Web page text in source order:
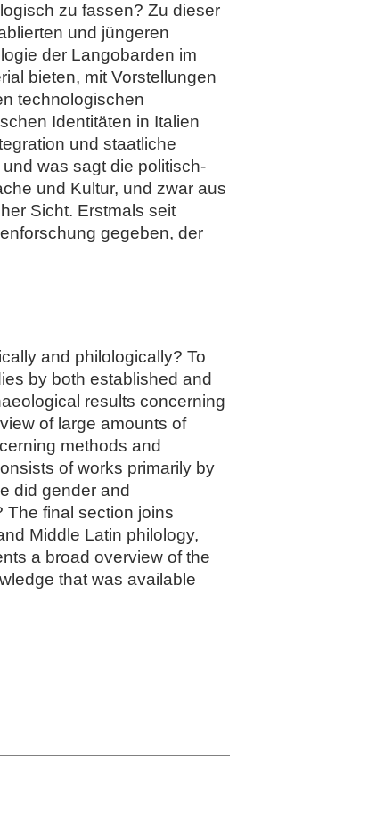
zu fassen? Zu dieser
und jüngeren
der Langobarden im
bieten, mit Vorstellungen
technologischen
Identitäten in Italien
und staatliche
was sagt die politisch-
und Kultur, und zwar aus
Sicht. Erstmals seit
gegeben, der
and philologically? To
by both established and
results concerning
of large amounts of
methods and
of works primarily by
did gender and
The final section joins
Middle Latin philology,
a broad overview of the
that was available